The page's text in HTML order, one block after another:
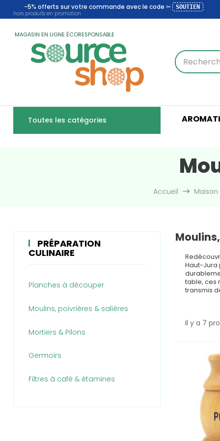
-5% offerts sur votre commande avec le code ✂ SOUTIEN
hors produits en promotion
MAGASIN EN LIGNE ÉCORESPONSABLE
Toutes les catégories
Accueil
PRÉPARATION
CULINAIRE
Planches à découper
Moulins, poivrières & salières
Mortiers & Pilons
Germoirs
Filtres à café & étamines
Haut-Jura
table, ces
transmis
Il y a 7